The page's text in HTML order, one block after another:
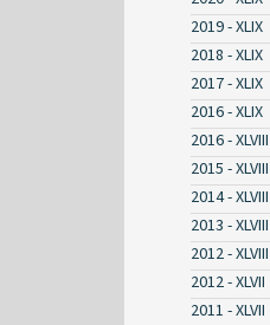
2019 - XLIX
2018 - XLIX
2017 - XLIX
2016 - XLIX
2016 - XLVIII
2015 - XLVIII
2014 - XLVIII
2013 - XLVIII
2012 - XLVIII
2012 - XLVII
2011 - XLVII